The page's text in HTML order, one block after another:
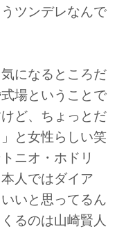
ツンデレなんで
になるところだ
場ということで
ど、ちょっとだ
と女性らしい笑
ニオ・ホドリ
人ではダイア
いと思ってるん
るのは山崎賢人